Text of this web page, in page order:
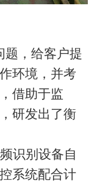
题，给客户提
环境，并考
借助于监
研发出了衡
识别设备自
系统配合计